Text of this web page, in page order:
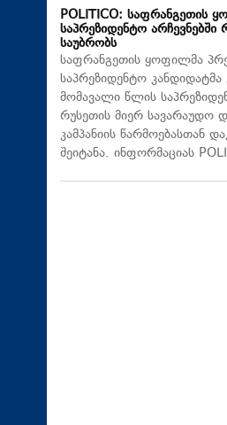
POLITICO: საფრანგეთის
საპრეზიდენტო არჩევნებში
საუბრობს
საფრანგეთის ყოფილმა
საპრეზიდენტო
მომავალი წლის
რუსეთის მიერ სავარაუდო
კამპანიის წარმოებასთან
შეიტანა. ინფორმაციას